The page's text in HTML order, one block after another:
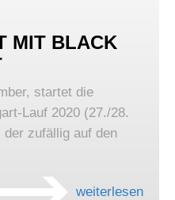
MIT BLACK
startet die
Lauf 2020 (27./28.
zufällig auf den
weiterlesen